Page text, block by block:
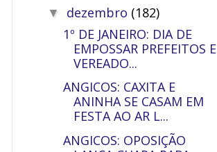
▼ dezembro (182)
1º DE JANEIRO: DIA DE
EMPOSSAR PREFEITOS E
VEREADO...
ANGICOS: CAXITA E
ANINHA SE CASAM EM
FESTA AO AR L...
ANGICOS: OPOSIÇÃO